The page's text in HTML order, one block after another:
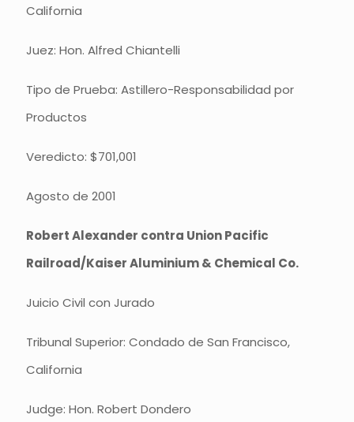
California
Juez: Hon. Alfred Chiantelli
Tipo de Prueba: Astillero-Responsabilidad por
Productos
Veredicto: $701,001
Agosto de 2001
Robert Alexander contra Union Pacific
Railroad/Kaiser Aluminium & Chemical Co.
Juicio Civil con Jurado
Tribunal Superior: Condado de San Francisco,
California
Judge: Hon. Robert Dondero